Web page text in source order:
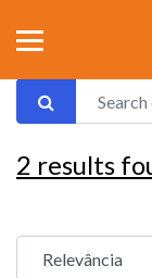
2 results